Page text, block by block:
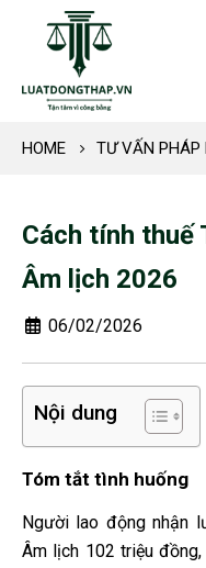
HOME TƯ VẤN PHÁP
Cách tính thuế
Âm lịch 2026
06/02/2026
Nội dung
Tóm tắt tình huống
Người lao động nhận
Âm lịch 102 triệu